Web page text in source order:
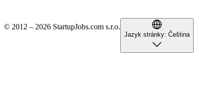
© 2012 – 2026 StartupJobs.com s.r.o.
Jazyk stránky: Čeština